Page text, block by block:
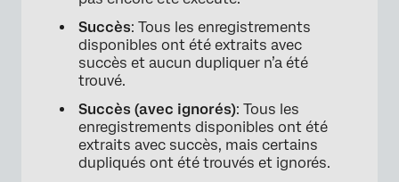
Succès: Tous les enregistrements
disponibles ont été extraits avec
succès et aucun dupliquer n’a été
trouvé.
Succès (avec ignorés): Tous les
enregistrements disponibles ont été
extraits avec succès, mais certains
dupliqués ont été trouvés et ignorés.